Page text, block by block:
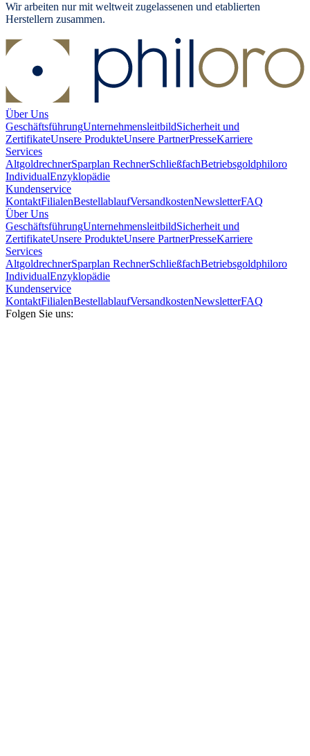
Wir arbeiten nur mit weltweit zugelassenen und etablierten
Herstellern zusammen.
Über Uns
GeschäftsführungUnternehmensleitbildSicherheit und
ZertifikateUnsere ProdukteUnsere PartnerPresseKarriere
Services
AltgoldrechnerSparplan RechnerSchließfachBetriebsgoldphiloro
IndividualEnzyklopädie
Kundenservice
KontaktFilialenBestellablaufVersandkostenNewsletterFAQ
Über Uns
GeschäftsführungUnternehmensleitbildSicherheit und
ZertifikateUnsere ProdukteUnsere PartnerPresseKarriere
Services
AltgoldrechnerSparplan RechnerSchließfachBetriebsgoldphiloro
IndividualEnzyklopädie
Kundenservice
KontaktFilialenBestellablaufVersandkostenNewsletterFAQ
Folgen Sie uns: